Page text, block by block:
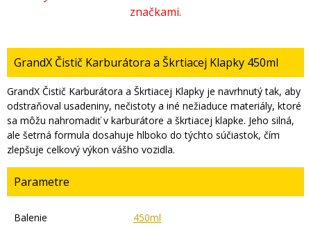
GrandX Čistič Karburátora a Škrtiacej Klapky 450ml
GrandX Čistič Karburátora a Škrtiacej Klapky je navrhnutý tak, aby
odstraňoval usadeniny, nečistoty a iné nežiaduce materiály, ktoré
sa môžu nahromadiť v karburátore a škrtiacej klapke. Jeho silná,
ale šetrná formula dosahuje hlboko do týchto súčiastok, čím
zlepšuje celkový výkon vášho vozidla.
Parametre
Balenie 450ml